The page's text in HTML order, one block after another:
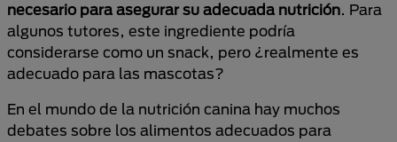
necesario para asegurar su adecuada nutrición. Para
algunos tutores, este ingrediente podría
considerarse como un snack, pero ¿realmente es
adecuado para las mascotas?
En el mundo de la nutrición canina hay muchos
debates sobre los alimentos adecuados para